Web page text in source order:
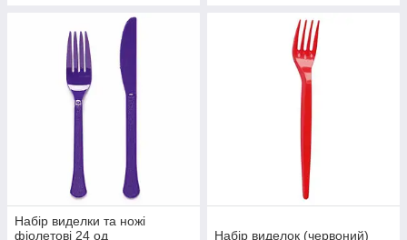
Набір виделки та ножі
фіолетові 24 од
Набір виделок (червоний)